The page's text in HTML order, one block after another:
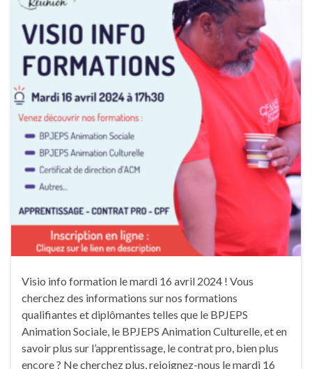
Visio info formation le mardi 16 avril 2024 ! Vous
cherchez des informations sur nos formations
qualifiantes et diplômantes telles que le BPJEPS
Animation Sociale, le BPJEPS Animation Culturelle, et en
savoir plus sur l’apprentissage, le contrat pro, bien plus
encore ? Ne cherchez plus, rejoignez-nous le mardi 16